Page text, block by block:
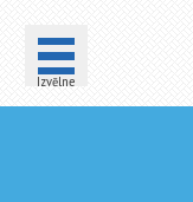
Izvēlne